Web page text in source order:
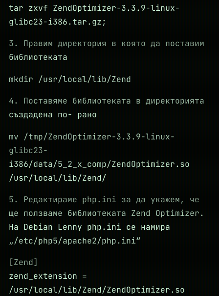
tar zxvf ZendOptimizer-3.3.9-linux-
glibc23-i386.tar.gz;
3. Правим директория в която да поставим
библиотеката
mkdir /usr/local/lib/Zend
4. Поставяме библиотеката в директорията
създадена по- рано
mv /tmp/ZendOptimizer-3.3.9-linux-
glibc23-
i386/data/5_2_x_comp/ZendOptimizer.so
/usr/local/lib/Zend/
5. Редактираме php.ini за да укажем, че
ще ползваме библиотеката Zend Optimizer.
На Debian Lenny php.ini се намира
„/etc/php5/apache2/php.ini“
[Zend]
zend_extension =
/usr/local/lib/Zend/ZendOptimizer.so